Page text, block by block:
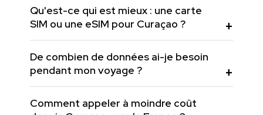
Qu'est-ce qui est mieux : une carte
SIM ou une eSIM pour Curaçao ?
De combien de données ai-je besoin
pendant mon voyage ?
Comment appeler à moindre coût